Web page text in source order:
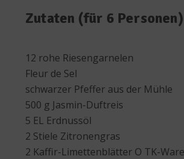
Zutaten (für 6 Personen)
12 rohe Riesengarnelen
Fleur de Sel
schwarzer Pfeffer aus der Mühle
500 g Jasmin-Duftreis
5 EL Erdnussöl
2 Stiele Zitronengras
2 Kaffir-Limettenblätter O TK-Ware